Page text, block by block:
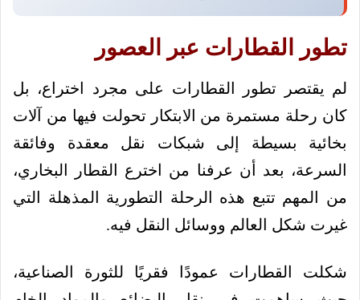
تطور القطارات عبر العصور
لم يقتصر تطور القطارات على مجرد اختراع، بل
كان رحلة مستمرة من الابتكار تحولت فيها من آلات
بخائية بسيطة إلى شبكات نقل معقدة وفائقة
السرعة، بعد أن عرفنا من اخترع القطار البخاري،
من المهم تتبع هذه الرحلة التطورية المذهلة التي
غيرت شكل العالم ووسائل النقل فيه.
شكلت القطارات عمودًا فقريًا للثورة الصناعية،